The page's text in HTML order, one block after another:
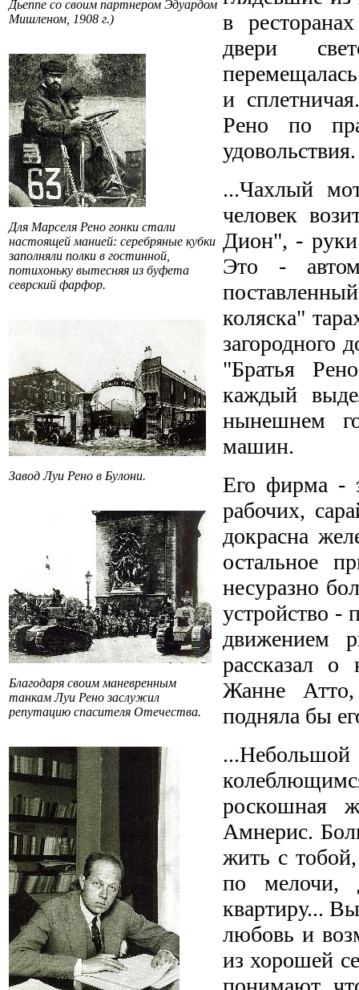
Дьеппе со своим партнером Эдуардом
Мишленом, 1908 г.)
Для Марселя Рено гонки стали
настоящей манией: серебряные кубки
заполняли полки в гостинной,
потихоньку вытесняя из буфета
севрский фарфор.
Завод Луи Рено в Булони.
Благодаря своим маневренным
танкам Луи Рено заслужил
репутацию спасителя Отечества.
в
двери
и
Рено по
удовольствия.
...Чахлый
человек
Дион", - руки
Это -
коляска"
загородного
"Братья
каждый
нынешнем
машин.
Его фирма -
рабочих,
докрасна
остальное
несуразно
устройство
движением
рассказал
Жанне
подняла бы
роскошная
Амнерис.
жить с
по мелочи,
квартиру...
любовь и
из хорошей